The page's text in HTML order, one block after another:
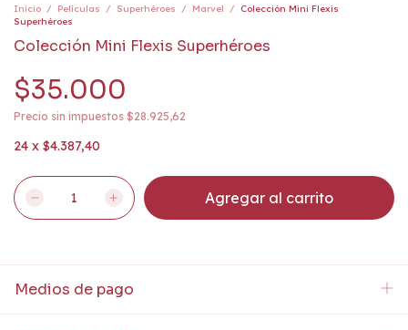
Inicio / Películas / Superhéroes / Marvel /
Colección Mini Flexis
Superhéroes
Colección Mini Flexis Superhéroes
$35.000
Precio sin impuestos $28.925,62
24 x $4.387,40
Medios de pago